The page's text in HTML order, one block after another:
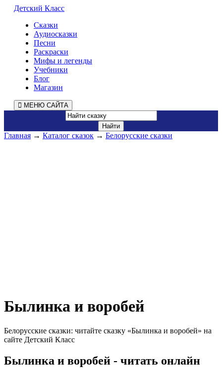
Детский Класс
Сказки
Аудиосказки
Песни
Раскраски
Мифы и легенды
Учебники
Блог
Магазин
МЕНЮ САЙТА
Главная → Каталог сказок → Белорусские сказки
Былинка и воробей
Белорусские сказки: читайте сказку «Былинка и воробей» на
сайте Детский Класс
Былинка и воробей - читать онлайн